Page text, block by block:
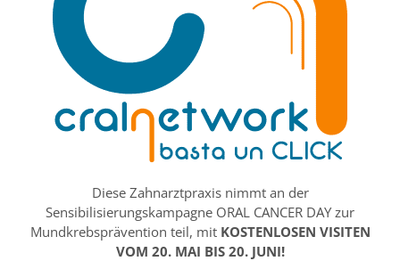
Diese Zahnarztpraxis nimmt an der
Sensibilisierungskampagne ORAL CANCER DAY zur
Mundkrebsprävention teil, mit KOSTENLOSEN VISITEN
VOM 20. MAI BIS 20. JUNI!